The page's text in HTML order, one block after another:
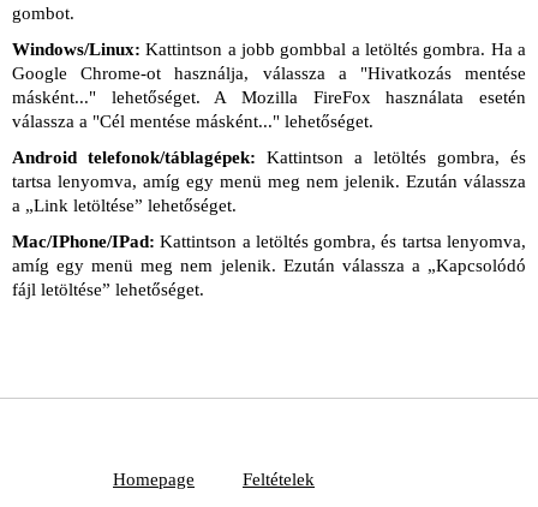
gombot.
Windows/Linux: Kattintson a jobb gombbal a letöltés gombra. Ha a
Google Chrome-ot használja, válassza a "Hivatkozás mentése
másként..." lehetőséget. A Mozilla FireFox használata esetén
válassza a "Cél mentése másként..." lehetőséget.
Android telefonok/táblagépek: Kattintson a letöltés gombra, és
tartsa lenyomva, amíg egy menü meg nem jelenik. Ezután válassza
a „Link letöltése” lehetőséget.
Mac/IPhone/IPad: Kattintson a letöltés gombra, és tartsa lenyomva,
amíg egy menü meg nem jelenik. Ezután válassza a „Kapcsolódó
fájl letöltése” lehetőséget.
Homepage Feltételek